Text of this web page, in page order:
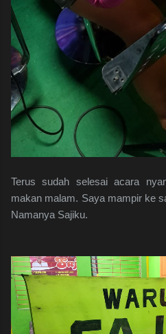
Terus sudah selesai acara
makan malam. Saya mampir ke
Namanya Sajiku.